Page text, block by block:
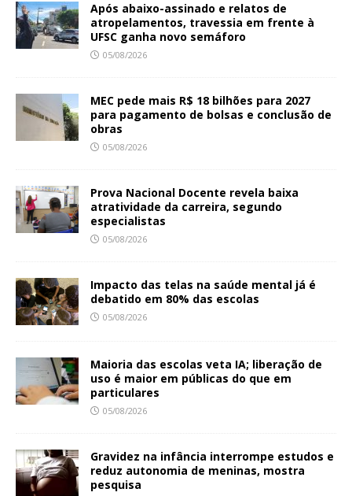
Após abaixo-assinado e relatos de
atropelamentos, travessia em frente à
UFSC ganha novo semáforo
05/08/2026
MEC pede mais R$ 18 bilhões para 2027
para pagamento de bolsas e conclusão de
obras
05/08/2026
Prova Nacional Docente revela baixa
atratividade da carreira, segundo
especialistas
05/08/2026
Impacto das telas na saúde mental já é
debatido em 80% das escolas
05/08/2026
Maioria das escolas veta IA; liberação de
uso é maior em públicas do que em
particulares
05/08/2026
Gravidez na infância interrompe estudos e
reduz autonomia de meninas, mostra
pesquisa